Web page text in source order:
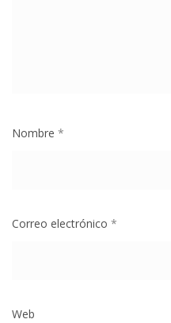
Nombre *
Correo electrónico *
Web